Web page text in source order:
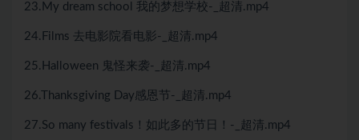
23.My dream school 我的梦想学校-_超清.mp4
24.Films 去电影院看电影-_超清.mp4
25.Halloween 鬼怪来袭-_超清.mp4
26.Thanksgiving Day感恩节-_超清.mp4
27.So many festivals！如此多的节日！-_超清.mp4